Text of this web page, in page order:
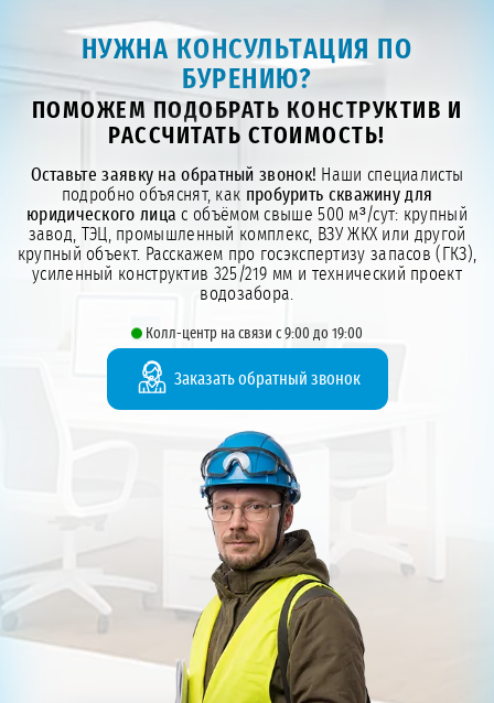
НУЖНА КОНСУЛЬТАЦИЯ ПО
БУРЕНИЮ?
ПОМОЖЕМ ПОДОБРАТЬ КОНСТРУКТИВ И
РАССЧИТАТЬ СТОИМОСТЬ!
Оставьте заявку на обратный звонок! Наши специалисты
подробно объяснят, как пробурить скважину для
юридического лица с объёмом свыше 500 м³/сут: крупный
завод, ТЭЦ, промышленный комплекс, ВЗУ ЖКХ или другой
крупный объект. Расскажем про госэкспертизу запасов (ГКЗ),
усиленный конструктив 325/219 мм и технический проект
водозабора.
Колл-центр на связи с 9:00 до 19:00
Заказать обратный звонок